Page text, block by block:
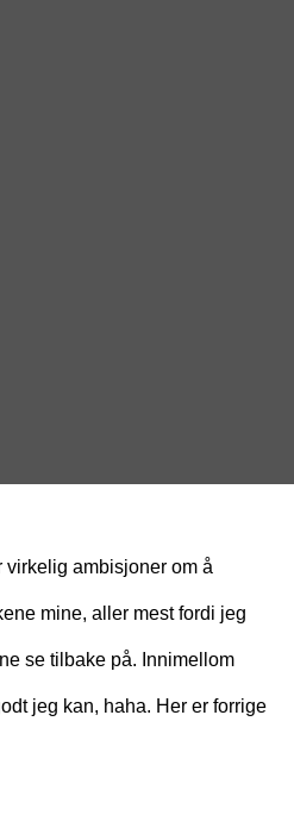
virkelig ambisjoner om å
mine, aller mest fordi jeg
se tilbake på. Innimellom
jeg kan, haha. Her er forrige